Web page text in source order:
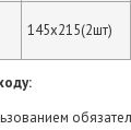
145х215(2шт)